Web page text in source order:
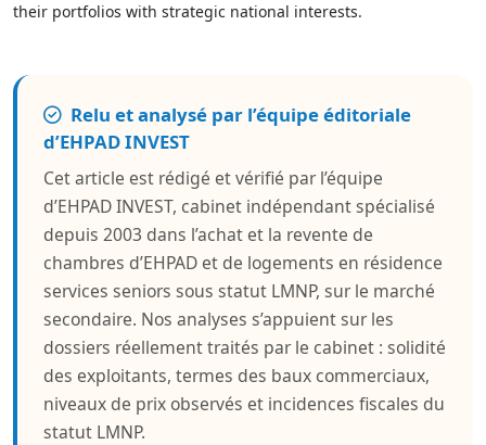
their portfolios with strategic national interests.
Relu et analysé par l’équipe éditoriale
d’EHPAD INVEST
Cet article est rédigé et vérifié par l’équipe
d’EHPAD INVEST, cabinet indépendant spécialisé
depuis 2003 dans l’achat et la revente de
chambres d’EHPAD et de logements en résidence
services seniors sous statut LMNP, sur le marché
secondaire. Nos analyses s’appuient sur les
dossiers réellement traités par le cabinet : solidité
des exploitants, termes des baux commerciaux,
niveaux de prix observés et incidences fiscales du
statut LMNP.